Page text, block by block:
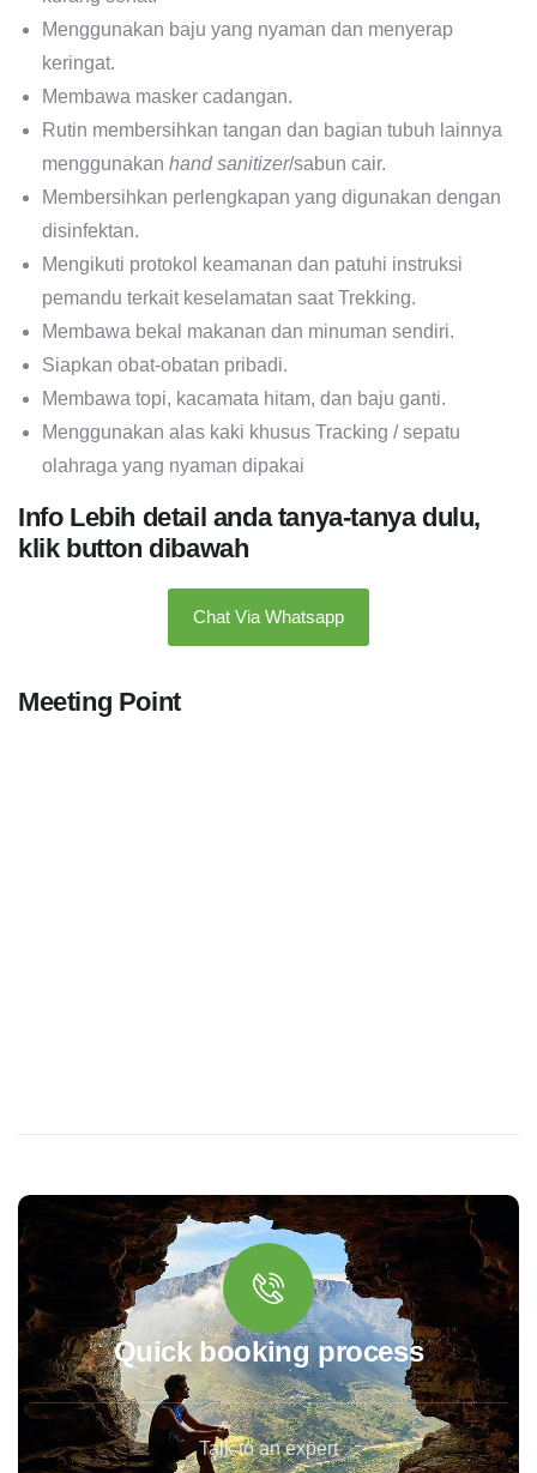
Menggunakan baju yang nyaman dan menyerap
keringat.
Membawa masker cadangan.
Rutin membersihkan tangan dan bagian tubuh lainnya
menggunakan hand sanitizer/sabun cair.
Membersihkan perlengkapan yang digunakan dengan
disinfektan.
Mengikuti protokol keamanan dan patuhi instruksi
pemandu terkait keselamatan saat Trekking.
Membawa bekal makanan dan minuman sendiri.
Siapkan obat-obatan pribadi.
Membawa topi, kacamata hitam, dan baju ganti.
Menggunakan alas kaki khusus Tracking / sepatu
olahraga yang nyaman dipakai
Info Lebih detail anda tanya-tanya dulu,
klik button dibawah
Chat Via Whatsapp
Meeting Point
Quick booking process
Talk to an expert